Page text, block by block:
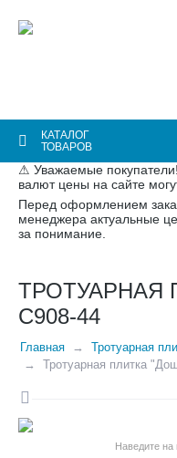
КАТАЛОГ
ТОВАРОВ
⚠ Уважаемые
валют цены на сайте
Перед оформлением
менеджера актуальные
за понимание.
ТРОТУАРНАЯ
C908-44
Главная Тротуарная
Тротуарная плитка
Наведите на